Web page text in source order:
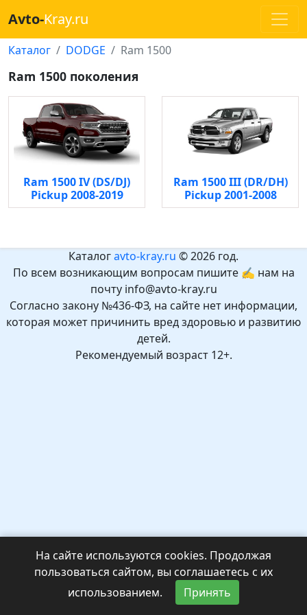
Avto-Kray.ru
Каталог DODGE Ram 1500
Ram 1500 поколения
Ram 1500 IV (DS/DJ)
Pickup 2008-2019
Ram 1500 III (DR/DH)
Pickup 2001-2008
Каталогavto-kray.ru © 2026 год.
По всем возникающим вопросам пишите ✍ нам на
почту info@avto-kray.ru
Согласно закону №436-ФЗ, на сайте нет информации,
которая может причинить вред здоровью и развитию
детей.
Рекомендуемый возраст 12+.
На сайте используются cookies. Продолжая
пользоваться сайтом, вы соглашаетесь с их
использованием.
Принять